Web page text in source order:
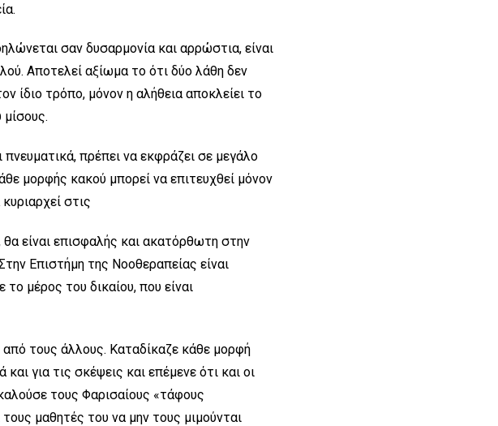
σαν δυσαρμονία και αρρώστια, είναι
Αποτελεί αξίωμα το ότι δύο λάθη δεν
ίδιο τρόπο, μόνον η αλήθεια αποκλείει το
πνευματικά, πρέπει να εκφράζει σε μεγάλο
μορφής κακού μπορεί να επιτευχθεί μόνον
στις
είναι επισφαλής και ακατόρθωτη στην
Επιστήμη της Νοοθεραπείας είναι
το μέρος του δικαίου, που είναι
από τους άλλους. Καταδίκαζε κάθε μορφή
για τις σκέψεις και επέμενε ότι και οι
τους Φαρισαίους «τάφους
μαθητές του να μην τους μιμούνται